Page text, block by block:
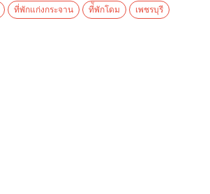
ที่พักแก่งกระจาน ที่ัพักโดม เพชรบุรี